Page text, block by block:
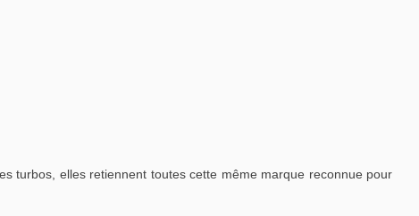
turbos, elles retiennent toutes cette même marque reconnue pour